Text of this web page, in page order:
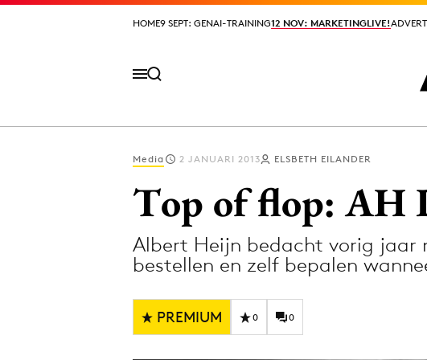
HOME9 SEPT: GENAI-TRAINING12 NOV: MARKETINGLIVE!
HOME9 SEPT: GENAI-TRAINING12 NOV: MARKETINGLIVE!
Digital transformation
Diversiteit
Media 2 JANUARI 2013 ELSBETH EILANDER
Top of flop: AH
Albert Heijn bedacht vorig jaar
bestellen en zelf bepalen
PREMIUM 0 0